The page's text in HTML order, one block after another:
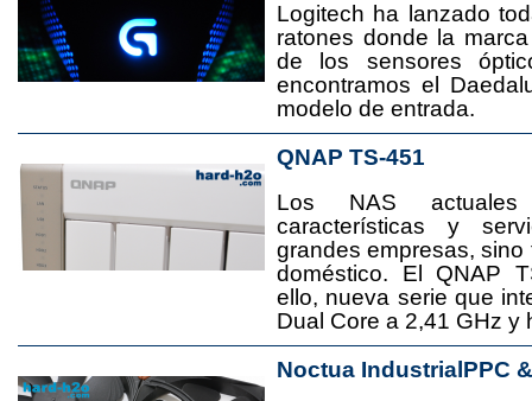
Logitech ha lanzado
ratones donde la
de los sensores
encontramos el
modelo de entrada.
QNAP TS-451
Los NAS
características y
grandes empresas,
doméstico. El QNAP
ello, nueva serie que
Dual Core a 2,41 GHz y
Noctua IndustrialPPC